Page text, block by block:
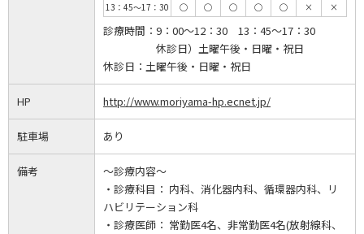
13：45～17：30
◯ ◯ ◯ ◯ ◯ × ×
診療時間： 9：00～12：30 13：45～17：30
休診日）土曜午後・日曜・祝日
休診日： 土曜午後・日曜・祝日
HP http://www.moriyama-hp.ecnet.jp/
駐車場 あり
備考
～診療内容～
・診療科目： 内科、消化器内科、循環器内科、リ
ハビリテーション科
・診療医師： 常勤医4名、非常勤医4名(放射線科、